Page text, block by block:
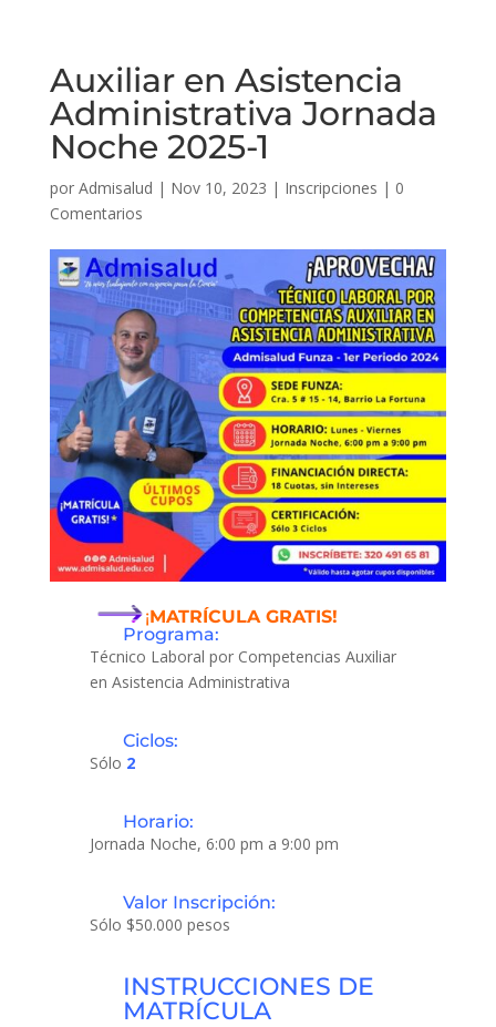
Auxiliar en Asistencia
Administrativa Jornada
Noche 2025-1
por Admisalud | Nov 10, 2023 | Inscripciones | 0
Comentarios
¡MATRÍCULA GRATIS!
Programa:
Técnico Laboral por Competencias Auxiliar
en Asistencia Administrativa
Ciclos:
Sólo 2
Horario:
Jornada Noche, 6:00 pm a 9:00 pm
Valor Inscripción:
Sólo $50.000 pesos
INSTRUCCIONES DE
MATRÍCULA